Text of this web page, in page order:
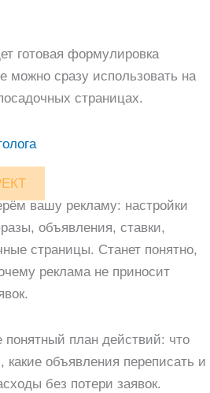
готовая формулировка
сразу использовать на
страницах.
вашу рекламу: настройки
объявления, ставки,
страницы. Станет понятно,
реклама не приносит
план действий: что
какие объявления переписать и
без потери заявок.